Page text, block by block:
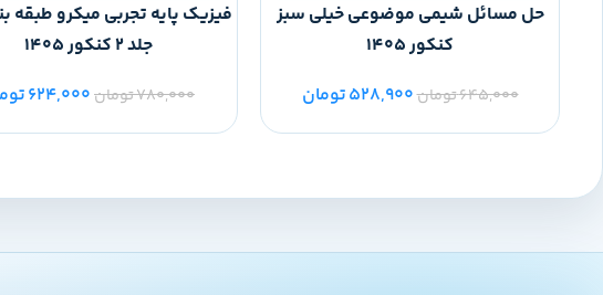
حل مسائل شیمی موضوعی خیلی سبز
کنکور 1405
645,000تومان528,900تومان
فیزیک پایه تجربی میکرو طبقه
جلد 2 کنکور 1405
780,000تومان624,000